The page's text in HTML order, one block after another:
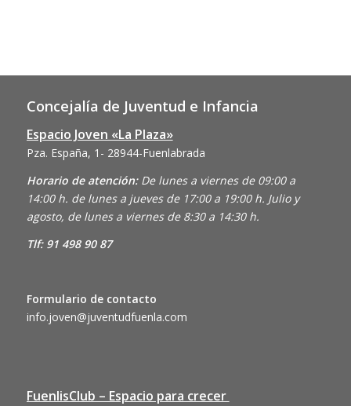
Concejalía de Juventud e Infancia
Espacio Joven «La Plaza»
Pza. España, 1- 28944-Fuenlabrada
Horario de atención: De lunes a viernes de 09:00 a
14:00 h. de lunes a jueves de 17:00 a 19:00 h. Julio y
agosto, de lunes a viernes de 8:30 a 14:30 h.
Tlf: 91 498 90 87
Formulario de contacto
info.joven@juventudfuenla.com
FuenlisClub – Espacio para crecer